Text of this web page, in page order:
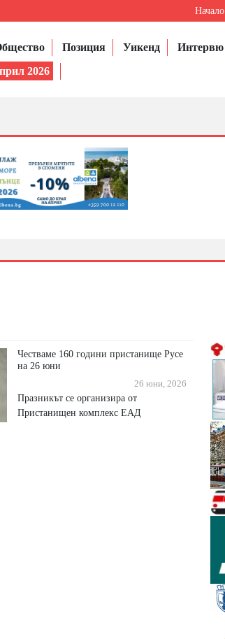
Начало
Позиция Уикенд Интервю
2026
Честваме 160 години пристанище Русе
на 26 юни
26 юни, 2026
Празникът се организира от
Пристанищен комплекс ЕАД